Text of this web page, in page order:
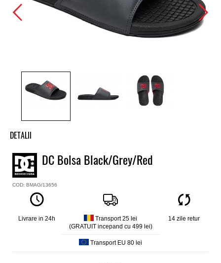
DETALII
Slapi baieti DC
Model
Bolsa
Culoare
Negru/Rosu
DC Bolsa Black/Grey/Red
COD: BMAG/13656
Livrare in 24h
Transport 25 lei
(GRATUIT incepand cu 499 lei)
Transport EU 80 lei
14 zile retur